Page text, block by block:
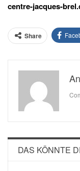
centre-jacques-
Share
DAS KÖNNTE